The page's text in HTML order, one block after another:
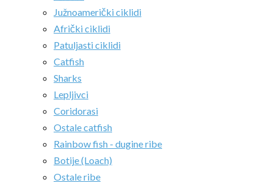
Južnoamerički ciklidi
Afrički ciklidi
Patuljasti ciklidi
Catfish
Sharks
Lepljivci
Coridorasi
Ostale catfish
Rainbow fish - dugine ribe
Botije (Loach)
Ostale ribe